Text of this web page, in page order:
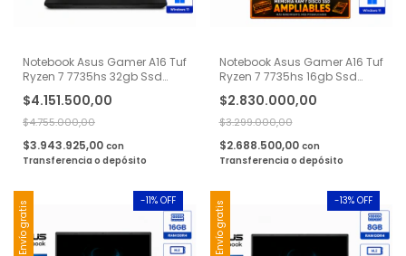
Notebook Asus Gamer A16 Tuf
Ryzen 7 7735hs 32gb Ssd
$4.151.500,00
$4.755.000,00
$3.943.925,00 con
Transferencia o depósito
Notebook Asus Gamer A16 Tuf
Ryzen 7 7735hs 16gb Ssd
$2.830.000,00
$3.299.000,00
$2.688.500,00 con
Transferencia o depósito
Envío gratis -11% OFF Envío gratis -13% OFF